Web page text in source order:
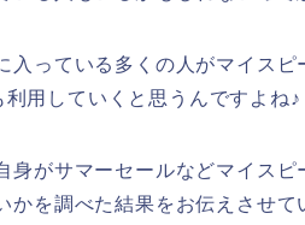
入っている多くの人がマイス
用していくと思うんですよね♪
身がサマーセールなどマイス
かを調べた結果をお伝えさせて